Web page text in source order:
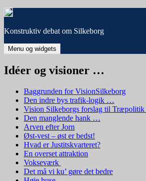
Hop
indhold
Konstruktiv debat om Silkeborg
Menu og widgets
Idéer og visioner …
Baggrunden for VisionSilkeborg
Den indre bys trafik-logik …
Vision Silkeborgs forslag til
Den manglende hank …
Arven efter Jorn
Øst-vest – øst er bedst!
Hvad er Justitskvarteret?
En overset attraktion
Vokseværk
Det må vi ku’ gøre det bedre